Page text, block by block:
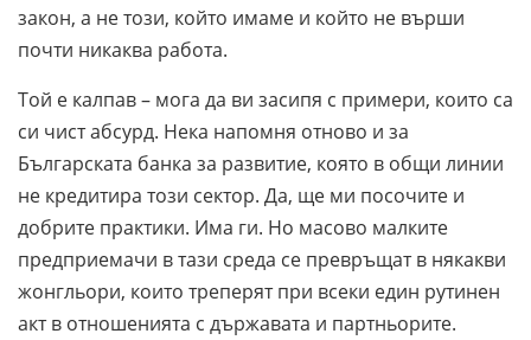
закон, а не този, който имаме и който не върши
почти никаква работа.
Той е калпав – мога да ви засипя с примери, които са
си чист абсурд. Нека напомня отново и за
Българската банка за развитие, която в общи линии
не кредитира този сектор. Да, ще ми посочите и
добрите практики. Има ги. Но масово малките
предприемачи в тази среда се превръщат в някакви
жонгльори, които треперят при всеки един рутинен
акт в отношенията с държавата и партньорите.